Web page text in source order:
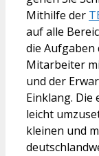
Mithilfe der
auf alle
die
Mitarbeiter
und der
Einklang. Die
leicht
kleinen und